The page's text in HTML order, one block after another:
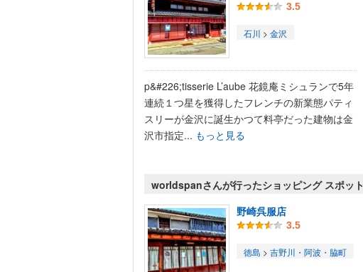
3.5
石川 > 金沢
p&#226;tisserie L’aube 花鏡庵ミシュランで5年
連続１つ星を獲得したフレンチの新業態パティ
スリーが金沢に誕生かつて料亭だった建物は金
沢市指定... もっと見る
worldspanさんが行ったショッピング スポット
野崎呉服店
3.5
徳島 > 吉野川・阿波・脇町